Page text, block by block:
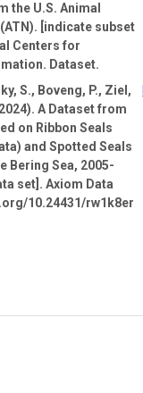
the U.S. Animal
[indicate subset
Centers for
Dataset.
S., Boveng, P., Ziel,
A Dataset from
on Ribbon Seals
and Spotted Seals
Bering Sea, 2005-
set]. Axiom Data
10.24431/rw1k8er